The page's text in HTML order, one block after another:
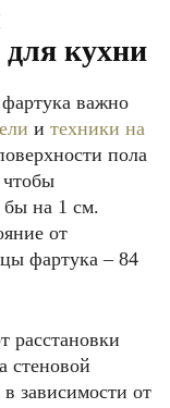
кухни
важно
и техники на
пола
бы на 1 см.
от
фартука – 84
расстановки
стеновой
зависимости от